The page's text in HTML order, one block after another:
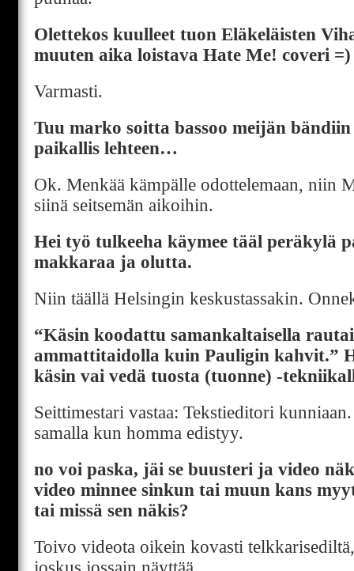
Olettekos kuulleet tuon Eläkeläisten
muuten aika loistava Hate Me! coveri =)
Varmasti.
Tuu marko soitta bassoo meijän
paikallis lehteen…
Ok. Menkää kämpälle odottelemaan, niin
siinä seitsemän aikoihin.
Hei työ tulkeeha käymee tääl peräkylä
makkaraa ja olutta.
Niin täällä Helsingin keskustassakin.
“Käsin koodattu samankaltaisella
ammattitaidolla kuin Pauligin kahvit.”
käsin vai vedä tuosta (tuonne) -
Seittimestari vastaa: Tekstieditori
samalla kun homma edistyy.
no voi paska, jäi se buusteri ja video
video minnee sinkun tai muun kans
tai missä sen näkis?
Toivo videota oikein kovasti